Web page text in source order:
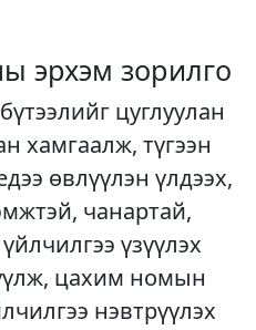
эрхэм зорилго
цуглуулан
хамгаалж, түгээн
өвлүүлэн үлдээх,
чанартай,
үзүүлэх
цахим номын
нэвтрүүлэх